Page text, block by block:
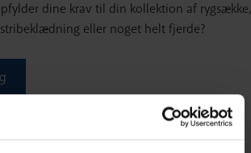
dine krav til din kollektion af rygsække,
eller noget helt fjerde?